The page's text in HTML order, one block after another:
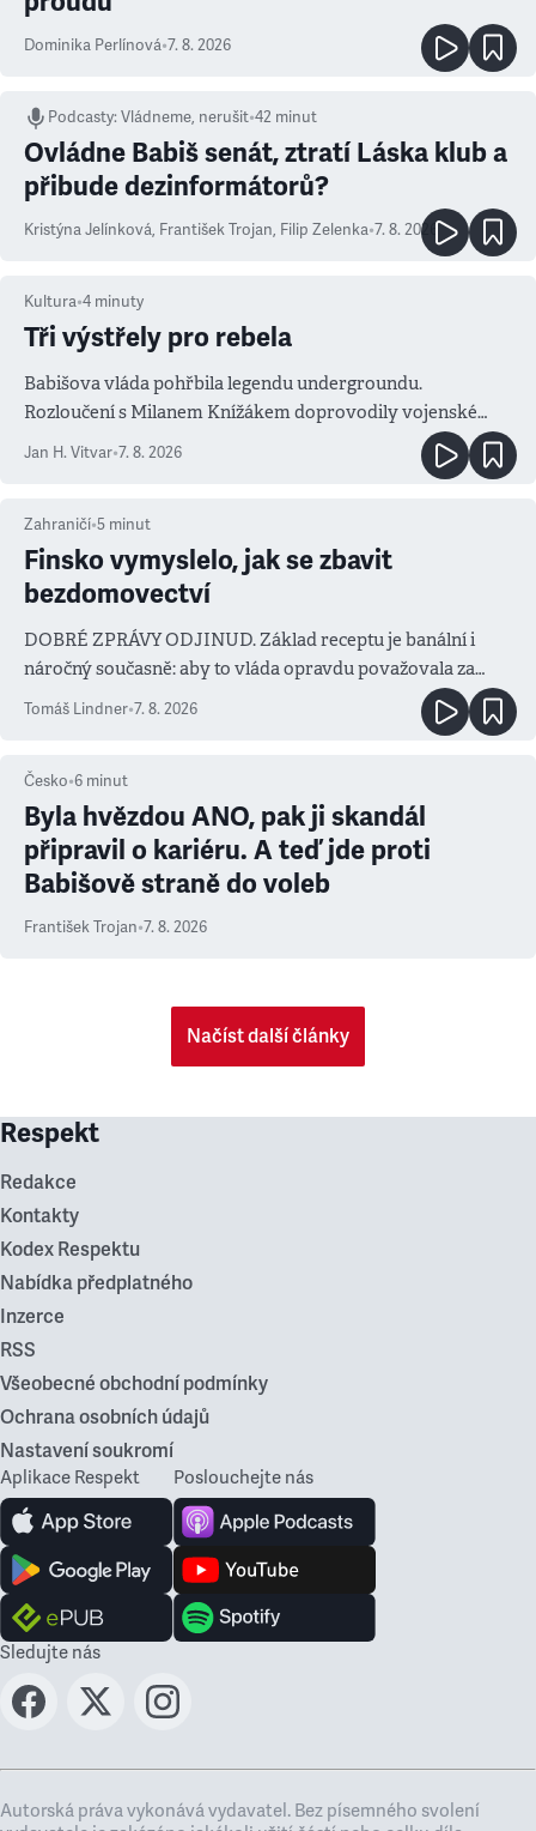
Dominika Perlínová•7. 8. 2026
Podcasty:Vládneme, nerušit•42 minut
Ovládne Babiš senát, ztratí Láska klub a
přibude dezinformátorů?
Kristýna Jelínková, František Trojan, Filip Zelenka•7. 8. 2026
Kultura•4 minuty
Tři výstřely pro rebela
Babišova vláda pohřbila legendu undergroundu.
Rozloučení s Milanem Knížákem doprovodily vojenské
salvy i kritika pokrokářů
Jan H. Vitvar•7. 8. 2026
Zahraničí•5 minut
Finsko vymyslelo, jak se zbavit
bezdomovectví
DOBRÉ ZPRÁVY ODJINUD. Základ receptu je banální i
náročný současně: aby to vláda opravdu považovala za
prioritu
Tomáš Lindner•7. 8. 2026
Česko•6 minut
Byla hvězdou ANO, pak ji skandál
připravil o kariéru. A teď jde proti
Babišově straně do voleb
František Trojan•7. 8. 2026
Načíst další články
Respekt
Redakce
Kontakty
Kodex Respektu
Nabídka předplatného
Inzerce
RSS
Všeobecné obchodní podmínky
Ochrana osobních údajů
Nastavení soukromí
Aplikace Respekt Poslouchejte nás
Sledujte nás
Autorská práva vykonává vydavatel. Bez písemného svolení